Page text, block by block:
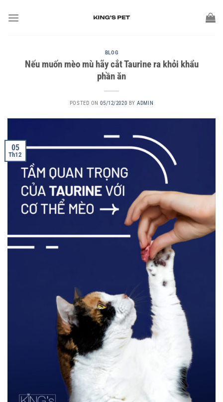
BLOG
Nếu muốn mèo mù hãy cắt Taurine ra khỏi khẩu
phần ăn
POSTED ON05/12/2020 BYADMIN
05
Th12